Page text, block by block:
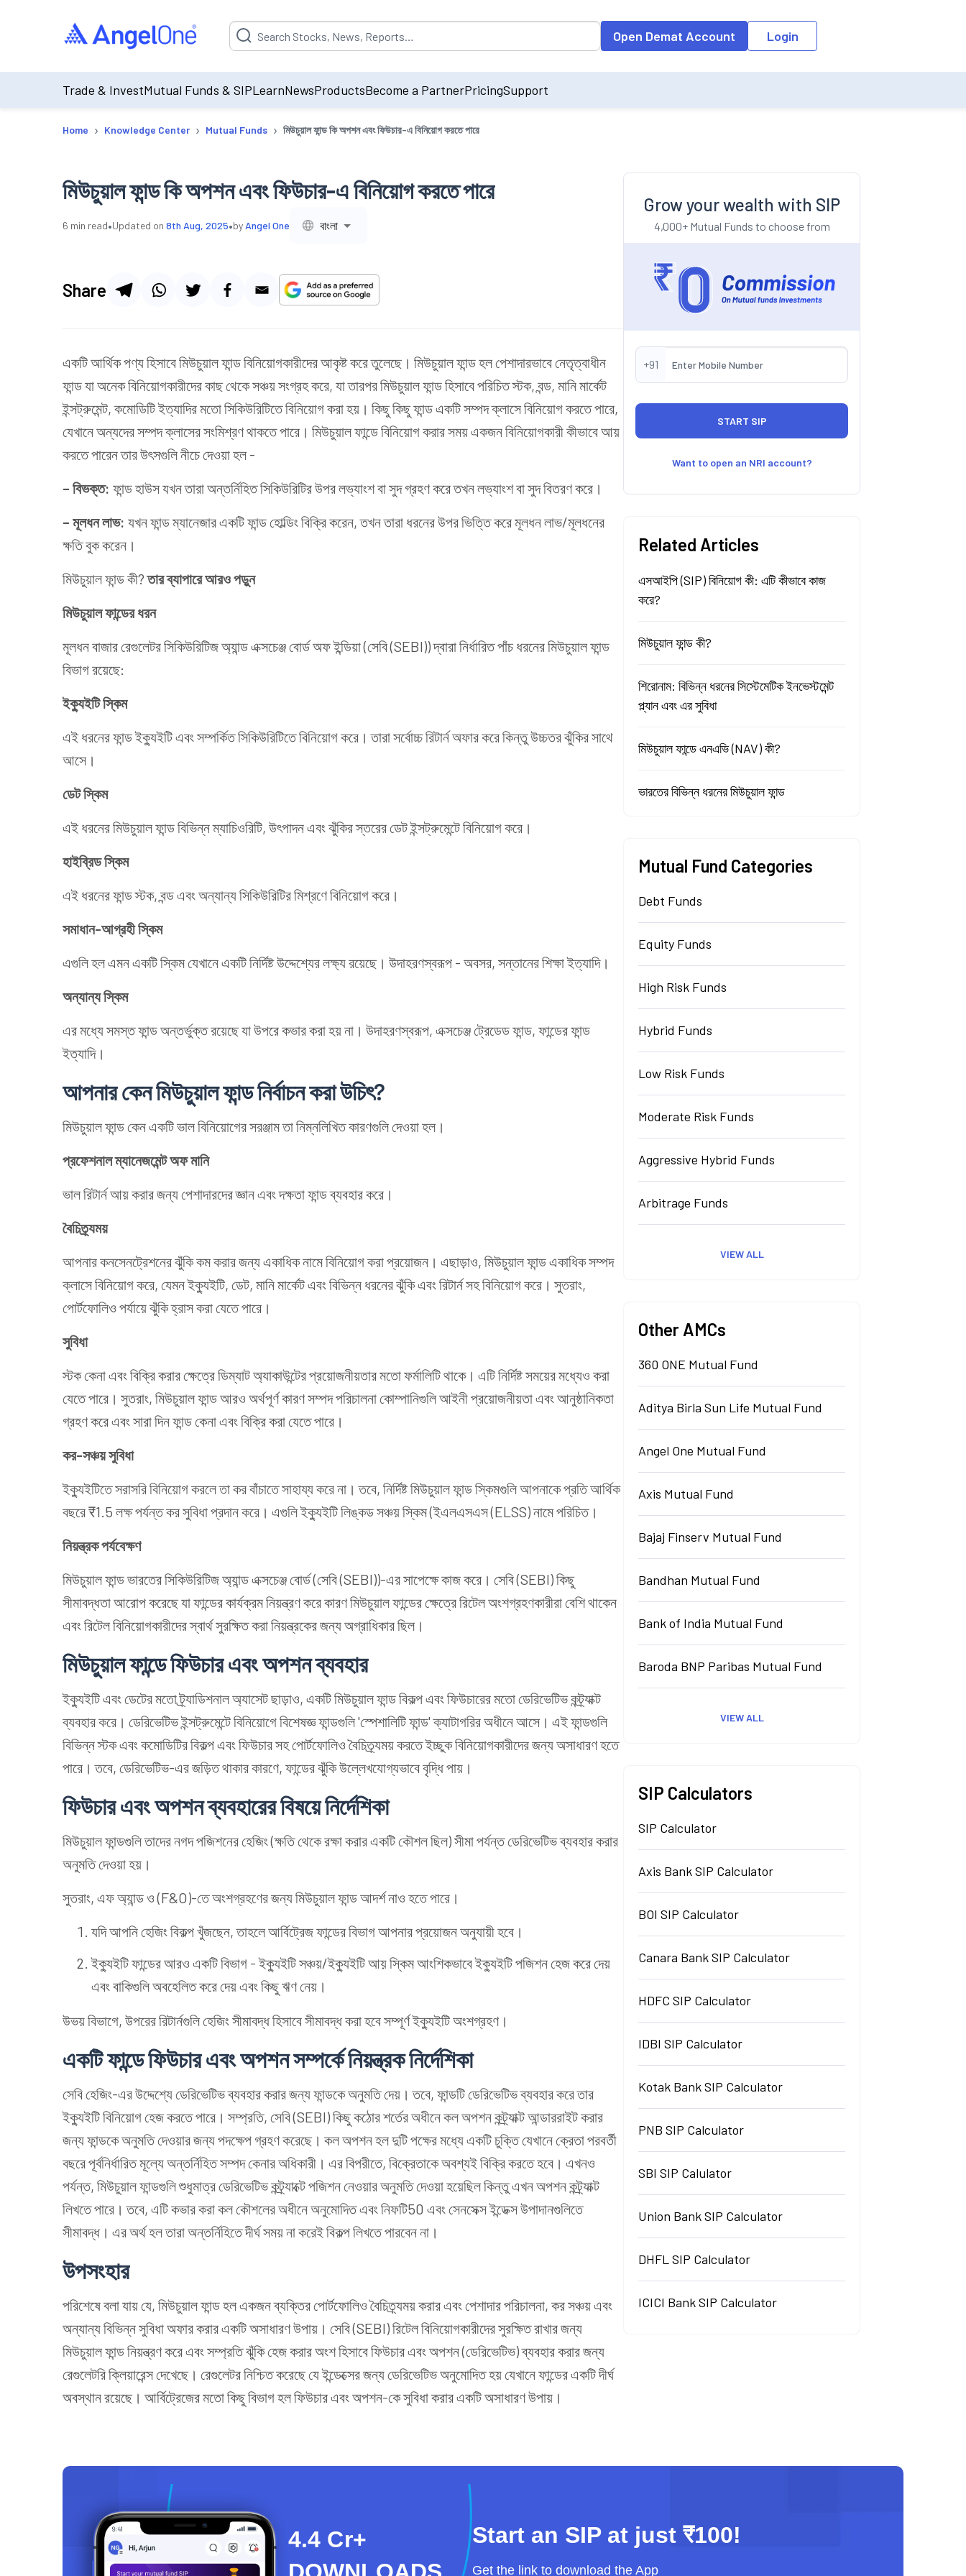
Suggestion will be populated by default on accessing the input field. On entering data into the input field, the suggestion list will be updated as per the
Open Demat Account Login
Trade & InvestMutual Funds & SIPLearnNewsProductsBecome a PartnerPricingSupport
Home › Knowledge Center › Mutual Funds › মিউচুয়াল ফান্ড কি অপশন এবং ফিউচার-এ বিনিয়োগ করতে পারে
মিউচুয়াল ফান্ড কি অপশন এবং ফিউচার-এ বিনিয়োগ করতে পারে
6 min read•Updated on 8th Aug, 2025•by Angel One বাংলা
Share
একটি আর্থিক পণ্য হিসাবেমিউচুয়াল ফান্ডবিনিয়োগকারীদের আকৃষ্ট করে তুলেছে। মিউচুয়াল ফান্ড হল পেশাদারভাবে নেতৃত্বাধীন
ফান্ড যা অনেক বিনিয়োগকারীদের কাছ থেকে সঞ্চয় সংগ্রহ করে, যা তারপর মিউচুয়াল ফান্ড হিসাবে পরিচিত স্টক,বন্ড, মানি মার্কেট
ইন্সট্রুমেন্ট, কমোডিটি ইত্যাদির মতো সিকিউরিটিতে বিনিয়োগ করা হয়। কিছু কিছু ফান্ড একটি সম্পদ ক্লাসে বিনিয়োগ করতে পারে,
যেখানে অন্যদের সম্পদ ক্লাসের সংমিশ্রণ থাকতে পারে। মিউচুয়াল ফান্ডে বিনিয়োগ করার সময় একজন বিনিয়োগকারী কীভাবে আয়
করতে পারেন তার উৎসগুলি নীচে দেওয়া হল -
– বিভক্ত: ফান্ড হাউস যখন তারা অন্তর্নিহিত সিকিউরিটির উপরলভ্যাংশবা সুদ গ্রহণ করে তখন লভ্যাংশ বা সুদ বিতরণ করে।
– মূলধন লাভ: যখন ফান্ড ম্যানেজার একটি ফান্ড হোল্ডিং বিক্রি করেন, তখন তারা ধরনের উপর ভিত্তি করে মূলধন লাভ/মূলধনের
ক্ষতি বুক করেন।
মিউচুয়াল ফান্ড কী? তার ব্যাপারে আরও পড়ুন
মিউচুয়াল ফান্ডের ধরন
মূলধন বাজাররেগুলেটর সিকিউরিটিজ অ্যান্ড এক্সচেঞ্জ বোর্ড অফ ইন্ডিয়া (সেবি (SEBI)) দ্বারা নির্ধারিত পাঁচ ধরনের মিউচুয়াল ফান্ড
বিভাগ রয়েছে:
ইক্যুইটি স্কিম
এই ধরনের ফান্ড ইক্যুইটি এবং সম্পর্কিত সিকিউরিটিতে বিনিয়োগ করে। তারা সর্বোচ্চ রিটার্ন অফার করে কিন্তু উচ্চতর ঝুঁকির সাথে
আসে।
ডেট স্কিম
এই ধরনের মিউচুয়াল ফান্ড বিভিন্ন ম্যাচিওরিটি, উৎপাদন এবং ঝুঁকির স্তরের ডেট ইন্সট্রুমেন্টে বিনিয়োগ করে।
হাইব্রিড স্কিম
এই ধরনের ফান্ড স্টক, বন্ড এবং অন্যান্য সিকিউরিটির মিশ্রণে বিনিয়োগ করে।
সমাধান-আগ্রহী স্কিম
এগুলি হল এমন একটি স্কিম যেখানে একটি নির্দিষ্ট উদ্দেশ্যের লক্ষ্য রয়েছে। উদাহরণস্বরূপ - অবসর, সন্তানের শিক্ষা ইত্যাদি।
অন্যান্য স্কিম
এর মধ্যে সমস্ত ফান্ড অন্তর্ভুক্ত রয়েছে যা উপরে কভার করা হয় না। উদাহরণস্বরূপ, এক্সচেঞ্জ ট্রেডেড ফান্ড, ফান্ডের ফান্ড
ইত্যাদি।
আপনারকেনমিউচুয়ালফান্ডনির্বাচনকরাউচিৎ?
মিউচুয়াল ফান্ড কেন একটি ভাল বিনিয়োগের সরঞ্জাম তা নিম্নলিখিত কারণগুলি দেওয়া হল।
প্রফেশনাল ম্যানেজমেন্ট অফ মানি
ভাল রিটার্ন আয় করার জন্য পেশাদারদের জ্ঞান এবং দক্ষতা ফান্ড ব্যবহার করে।
বৈচিত্র্যময়
আপনার কনসেনট্রেশনের ঝুঁকি কম করার জন্য একাধিক নামে বিনিয়োগ করা প্রয়োজন। এছাড়াও, মিউচুয়াল ফান্ড একাধিক সম্পদ
ক্লাসে বিনিয়োগ করে, যেমন ইক্যুইটি, ডেট, মানি মার্কেট এবং বিভিন্ন ধরনের ঝুঁকি এবং রিটার্ন সহ বিনিয়োগ করে। সুতরাং,
পোর্টফোলিও পর্যায়ে ঝুঁকি হ্রাস করা যেতে পারে।
সুবিধা
স্টক কেনা এবং বিক্রি করার ক্ষেত্রে ডিম্যাট অ্যাকাউন্টের প্রয়োজনীয়তার মতো ফর্মালিটি থাকে। এটি নির্দিষ্ট সময়ের মধ্যেও করা
যেতে পারে। সুতরাং, মিউচুয়াল ফান্ড আরও অর্থপূর্ণ কারণ সম্পদ পরিচালনা কোম্পানিগুলি আইনী প্রয়োজনীয়তা এবং আনুষ্ঠানিকতা
গ্রহণ করে এবং সারা দিন ফান্ড কেনা এবং বিক্রি করা যেতে পারে।
কর-সঞ্চয় সুবিধা
ইক্যুইটিতে সরাসরি বিনিয়োগ করলে তা কর বাঁচাতে সাহায্য করে না। তবে, নির্দিষ্ট মিউচুয়াল ফান্ড স্কিমগুলি আপনাকে প্রতি আর্থিক
বছরে ₹1.5 লক্ষ পর্যন্ত কর সুবিধা প্রদান করে। এগুলিইক্যুইটি লিঙ্কড সঞ্চয় স্কিম (ইএলএসএস (ELSS)নামে পরিচিত।
নিয়ন্ত্রক পর্যবেক্ষণ
মিউচুয়াল ফান্ড ভারতের সিকিউরিটিজ অ্যান্ড এক্সচেঞ্জ বোর্ড (সেবি (SEBI))-এর সাপেক্ষে কাজ করে। সেবি (SEBI) কিছু
সীমাবদ্ধতা আরোপ করেছে যা ফান্ডের কার্যক্রম নিয়ন্ত্রণ করে কারণ মিউচুয়াল ফান্ডের ক্ষেত্রে রিটেল অংশগ্রহণকারীরা বেশি থাকেন
এবং রিটেল বিনিয়োগকারীদের স্বার্থ সুরক্ষিত করা নিয়ন্ত্রকের জন্য অগ্রাধিকার ছিল।
মিউচুয়ালফান্ডেফিউচারএবংঅপশনব্যবহার
ইক্যুইটি এবং ডেটের মতো ট্র্যাডিশনাল অ্যাসেট ছাড়াও, একটি মিউচুয়াল ফান্ড বিকল্প এবং ফিউচারের মতো ডেরিভেটিভ কন্ট্র্যাক্ট
ব্যবহার করে। ডেরিভেটিভ ইন্সট্রুমেন্টে বিনিয়োগে বিশেষজ্ঞ ফান্ডগুলি 'স্পেশালিটি ফান্ড' ক্যাটাগরির অধীনে আসে। এই ফান্ডগুলি
বিভিন্ন স্টক এবং কমোডিটির বিকল্প এবং ফিউচার সহ পোর্টফোলিও বৈচিত্র্যময় করতে ইচ্ছুক বিনিয়োগকারীদের জন্য অসাধারণ হতে
পারে। তবে, ডেরিভেটিভ-এর জড়িত থাকার কারণে, ফান্ডের ঝুঁকি উল্লেখযোগ্যভাবে বৃদ্ধি পায়।
ফিউচারএবংঅপশনব্যবহারেরবিষয়েনির্দেশিকা
মিউচুয়াল ফান্ডগুলি তাদের নগদ পজিশনের হেজিং (ক্ষতি থেকে রক্ষা করার একটি কৌশল ছিল) সীমা পর্যন্ত ডেরিভেটিভ ব্যবহার করার
অনুমতি দেওয়া হয়।
সুতরাং, এফ অ্যান্ড ও (F&O)-তে অংশগ্রহণের জন্য মিউচুয়াল ফান্ড আদর্শ নাও হতে পারে।
যদি আপনি হেজিং বিকল্প খুঁজছেন, তাহলে আর্বিট্রেজ ফান্ডের বিভাগ আপনার প্রয়োজন অনুযায়ী হবে।
ইক্যুইটি ফান্ডের আরও একটি বিভাগ - ইক্যুইটি সঞ্চয়/ইক্যুইটি আয় স্কিম আংশিকভাবে ইক্যুইটি পজিশন হেজ করে দেয়
এবং বাকিগুলি অবহেলিত করে দেয় এবং কিছু ঋণ নেয়।
উভয় বিভাগে, উপরের রিটার্নগুলি হেজিং সীমাবদ্ধ হিসাবে সীমাবদ্ধ করা হবে সম্পূর্ণ ইক্যুইটি অংশগ্রহণ।
একটিফান্ডেফিউচারএবংঅপশনসম্পর্কেনিয়ন্ত্রকনির্দেশিকা
সেবি হেজিং-এর উদ্দেশ্যেডেরিভেটিভব্যবহার করার জন্য ফান্ডকে অনুমতি দেয়। তবে, ফান্ডটি ডেরিভেটিভ ব্যবহার করে তার
ইক্যুইটি বিনিয়োগ হেজ করতে পারে। সম্প্রতি, সেবি (SEBI) কিছু কঠোর শর্তের অধীনে কল অপশন কন্ট্র্যাক্ট আন্ডাররাইট করার
জন্য ফান্ডকে অনুমতি দেওয়ার জন্য পদক্ষেপ গ্রহণ করেছে। কল অপশন হল দুটি পক্ষের মধ্যে একটি চুক্তি যেখানে ক্রেতা পরবর্তী
বছরে পূর্বনির্ধারিত মূল্যে অন্তর্নিহিত সম্পদ কেনার অধিকারী। এর বিপরীতে, বিক্রেতাকে অবশ্যই বিক্রি করতে হবে। এখনও
পর্যন্ত, মিউচুয়াল ফান্ডগুলি শুধুমাত্র ডেরিভেটিভ কন্ট্র্যাক্টে পজিশন নেওয়ার অনুমতি দেওয়া হয়েছিল কিন্তু এখন অপশন কন্ট্র্যাক্ট
লিখতে পারে। তবে, এটি কভার করা কল কৌশলের অধীনে অনুমোদিত এবংনিফটি50 এবং সেনসেক্স ইন্ডেক্স উপাদানগুলিতে
সীমাবদ্ধ। এর অর্থ হল তারা অন্তর্নিহিতে দীর্ঘ সময় না করেই বিকল্প লিখতে পারবেন না।
উপসংহার
পরিশেষে বলা যায় যে, মিউচুয়াল ফান্ড হল একজন ব্যক্তির পোর্টফোলিও বৈচিত্র্যময় করার এবং পেশাদার পরিচালনা, কর সঞ্চয় এবং
অন্যান্য বিভিন্ন সুবিধা অফার করার একটি অসাধারণ উপায়। সেবি (SEBI) রিটেল বিনিয়োগকারীদের সুরক্ষিত রাখার জন্য
মিউচুয়াল ফান্ড নিয়ন্ত্রণ করে এবং সম্প্রতি ঝুঁকি হেজ করার অংশ হিসাবে ফিউচার এবং অপশন (ডেরিভেটিভ) ব্যবহার করার জন্য
রেগুলেটরি ক্লিয়ারেন্স দেখেছে। রেগুলেটর নিশ্চিত করেছে যে ইন্ডেক্সের জন্য ডেরিভেটিভ অনুমোদিত হয় যেখানে ফান্ডের একটি দীর্ঘ
অবস্থান রয়েছে। আর্বিট্রেজের মতো কিছু বিভাগ হলফিউচার এবং অপশন-কে সুবিধা করার একটি অসাধারণ উপায়।
Grow your wealth with SIP
4,000+ Mutual Funds to choose from
+91
Want to open an NRI account?
Related Articles
এসআইপি (SIP) বিনিয়োগ কী: এটি কীভাবে কাজ
করে?
মিউচুয়াল ফান্ড কী?
শিরোনাম: বিভিন্ন ধরনের সিস্টেমেটিক ইনভেস্টমেন্ট
প্ল্যান এবং এর সুবিধা
মিউচুয়াল ফান্ডে এনএভি (NAV) কী?
ভারতের বিভিন্ন ধরনের মিউচুয়াল ফান্ড
Mutual Fund Categories
Debt Funds
Equity Funds
High Risk Funds
Hybrid Funds
Low Risk Funds
Moderate Risk Funds
Aggressive Hybrid Funds
Arbitrage Funds
VIEW ALL
Other AMCs
360 ONE Mutual Fund
Aditya Birla Sun Life Mutual Fund
Angel One Mutual Fund
Axis Mutual Fund
Bajaj Finserv Mutual Fund
Bandhan Mutual Fund
Bank of India Mutual Fund
Baroda BNP Paribas Mutual Fund
VIEW ALL
SIP Calculators
SIP Calculator
Axis Bank SIP Calculator
BOI SIP Calculator
Canara Bank SIP Calculator
HDFC SIP Calculator
IDBI SIP Calculator
Kotak Bank SIP Calculator
PNB SIP Calculator
SBI SIP Calulator
Union Bank SIP Calculator
DHFL SIP Calculator
ICICI Bank SIP Calculator
4.4 Cr+
Start an SIP at just ₹100!
Get the link to download the App